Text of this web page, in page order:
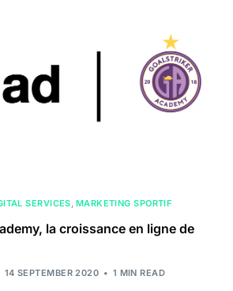
SERVICES, MARKETING SPORTIF
la croissance en ligne de
14 SEPTEMBER 2020 1 MIN READ